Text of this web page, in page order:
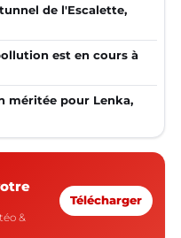
de l'Escalette,
est en cours à
méritée pour Lenka,
&
Télécharger